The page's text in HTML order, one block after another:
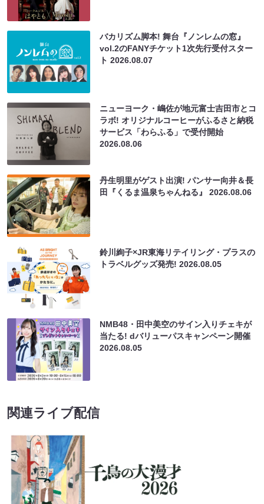
バカリズム脚本! 舞台『ノンレムの窓』
vol.2のFANYチケット1次先行受付スター
ト2026.08.07
ニューヨーク・嶋佐が地元富士吉田市とコ
ラボ! オリジナルコーヒーがふるさと納税
サービス「わらふる」で受付開始
2026.08.06
丹生明里がゲスト出演! パンサー向井＆長
田『くるま温泉ちゃんねる』2026.08.06
鈴川絢子×JR東海リテイリング・プラスの
トラベルグッズ発売!2026.08.05
NMB48・田中美空のサイン入りチェキが
当たる! dバリューパスキャンペーン開催
2026.08.05
関連ライブ配信